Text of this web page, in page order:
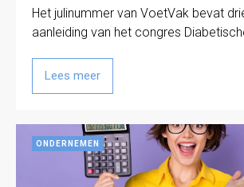
Het julinummer van VoetVak bevat
aanleiding van het congres
Lees meer
ONDERNEMEN